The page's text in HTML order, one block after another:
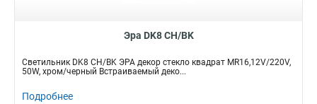
Эра DK8 CH/BK
Светильник DK8 CH/BK ЭРА декор стекло квадрат MR16,12V/220V,
50W, хром/черный Встраиваемый деко...
Подробнее